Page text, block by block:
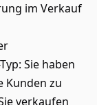
im Verkauf
Sie haben
Kunden zu
verkaufen